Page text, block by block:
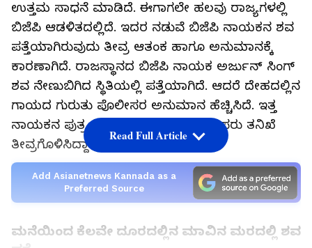
ಉತ್ತಮ ಸಾಧನೆ ಮಾಡಿದೆ. ಈಗಾಗಲೇ ಹಲವು ರಾಜ್ಯಗಳಲ್ಲಿ
ಬಿಜೆಪಿ ಆಡಳಿತದಲ್ಲಿದೆ. ಇದರ ನಡುವೆ ಬಿಜೆಪಿ ನಾಯಕನ ಶವ
ಪತ್ತೆಯಾಗಿರುವುದು ತೀವ್ರ ಆತಂಕ ಹಾಗೂ ಅನುಮಾನಕ್ಕೆ
ಕಾರಣಾಗಿದೆ. ರಾಜಸ್ಥಾನದ ಬಿಜೆಪಿ ನಾಯಕ ಅರ್ಜುನ್ ಸಿಂಗ್
ಶವ ನೇಣುಬಿಗಿದ ಸ್ಥಿತಿಯಲ್ಲಿ ಪತ್ತೆಯಾಗಿದೆ. ಆದರೆ ದೇಹದಲ್ಲಿನ
ಗಾಯದ ಗುರುತು ಪೊಲೀಸರ ಅನುಮಾನ ಹೆಚ್ಚಿಸಿದೆ. ಇತ್ತ
ನಾಯಕನ ಪುತ್ರ ನೀಡಿದ ದೂರಿನಿಂದ ಪೊಲೀಸರು ತನಿಖೆ
ತೀವ್ರಗೊಳಿಸಿದ್ದಾರೆ.
Add Asianetnews Kannada as a
Preferred Source
ಮನೆಯಿಂದ ಕೆಲವೇ ದೂರದಲ್ಲಿನ ಮಾವಿನ ಮರದಲ್ಲಿ ಶವ
Read Full Article